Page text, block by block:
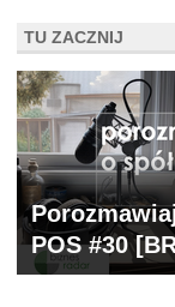
TU ZACZNIJ
POS #30